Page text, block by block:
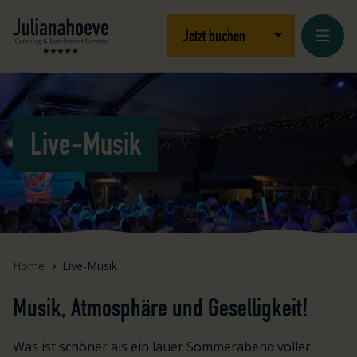
Logo Julianahoeve Jetzt buchen Dropdown
Live-Musik
Home Live-Musik
Musik, Atmosphäre und Geselligkeit!
Was ist schöner als ein lauer Sommerabend voller